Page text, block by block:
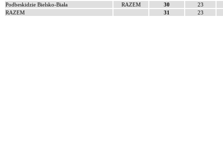
Podbeskidzie Bielsko-Biała
RAZEM 30
23
RAZEM
31 23